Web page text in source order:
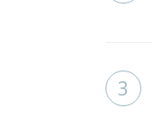
3